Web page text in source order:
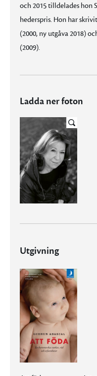
och 2015 tilldelades hon
hederspris. Hon har
(2000, ny utgåva 2018)
(2009).
Ladda ner foton
Utgivning